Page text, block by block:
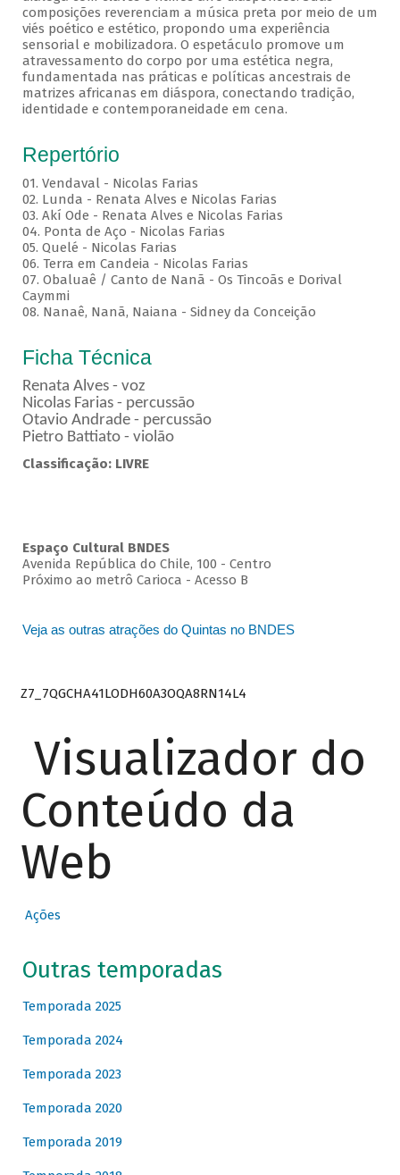
composições reverenciam a música preta por meio de um
viés poético e estético, propondo uma experiência
sensorial e mobilizadora. O espetáculo promove um
atravessamento do corpo por uma estética negra,
fundamentada nas práticas e políticas ancestrais de
matrizes africanas em diáspora, conectando tradição,
identidade e contemporaneidade em cena.
Repertório
01. Vendaval - Nicolas Farias
02. Lunda - Renata Alves e Nicolas Farias
03. Akí Ode - Renata Alves e Nicolas Farias
04. Ponta de Aço - Nicolas Farias
05. Quelé - Nicolas Farias
06. Terra em Candeia - Nicolas Farias
07. Obaluaê / Canto de Nanã - Os Tincoãs e Dorival
Caymmi
08. Nanaê, Nanã, Naiana - Sidney da Conceição
Ficha Técnica
Renata Alves - voz
Nicolas Farias - percussão
Otavio Andrade - percussão
Pietro Battiato - violão
Classificação: LIVRE
Espaço Cultural BNDES
Avenida República do Chile, 100 - Centro
Próximo ao metrô Carioca - Acesso B
Veja as outras atrações do Quintas no BNDES
Z7_7QGCHA41LODH60A3OQA8RN14L4
Visualizador do
Conteúdo da
Web
Ações
Outras temporadas
Temporada 2025
Temporada 2024
Temporada 2023
Temporada 2020
Temporada 2019